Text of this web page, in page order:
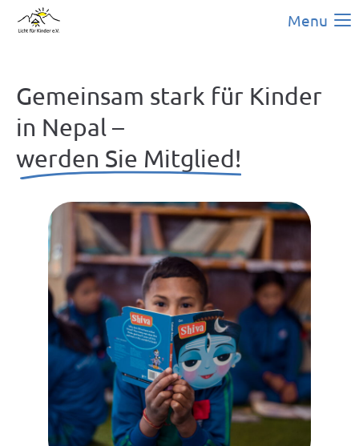
Menu
Gemeinsam stark für Kinder
in Nepal –
werden Sie Mitglied!